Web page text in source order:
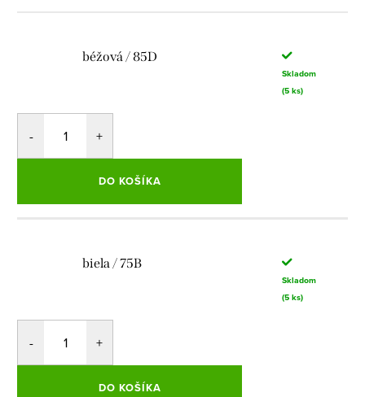
béžová / 85D
Skladom
(5 ks)
DO KOŠÍKA
biela / 75B
Skladom
(5 ks)
DO KOŠÍKA